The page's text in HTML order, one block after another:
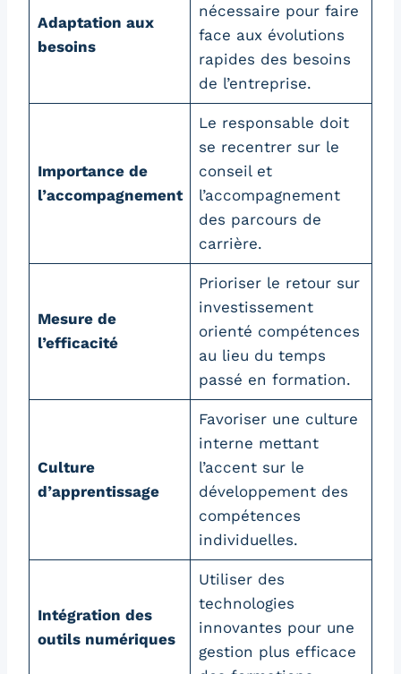
Adaptation aux
besoins
nécessaire pour faire
face aux évolutions
rapides des besoins
de l’entreprise.
Importance de
l’accompagnement
Le responsable doit
se recentrer sur le
conseil et
l’accompagnement
des parcours de
carrière.
Mesure de
l’efficacité
Prioriser le retour sur
investissement
orienté compétences
au lieu du temps
passé en formation.
Culture
d’apprentissage
Favoriser une culture
interne mettant
l’accent sur le
développement des
compétences
individuelles.
Intégration des
outils numériques
Utiliser des
technologies
innovantes pour une
gestion plus efficace